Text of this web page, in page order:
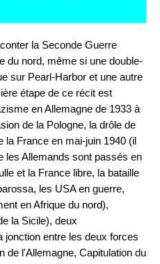
la Seconde Guerre
du nord, même si une double-
sur Pearl-Harbor et une autre
étape de ce récit est
en Allemagne de 1933 à
de la Pologne, la drôle de
la France en mai-juin 1940 (il
les Allemands sont passés en
et la France libre, la bataille
les USA en guerre,
en Afrique du nord),
la Sicile), deux
jonction entre les deux forces
de l'Allemagne, Capitulation du